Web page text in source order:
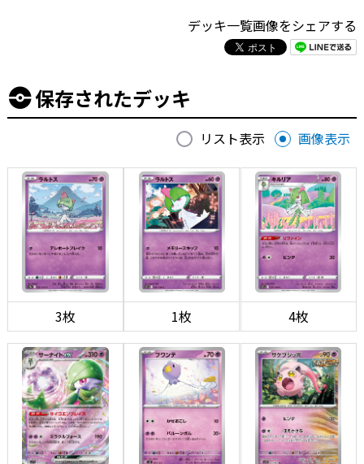
デッキ一覧画像をシェアする
保存されたデッキ
リスト表示 画像表示
3枚 1枚 4枚